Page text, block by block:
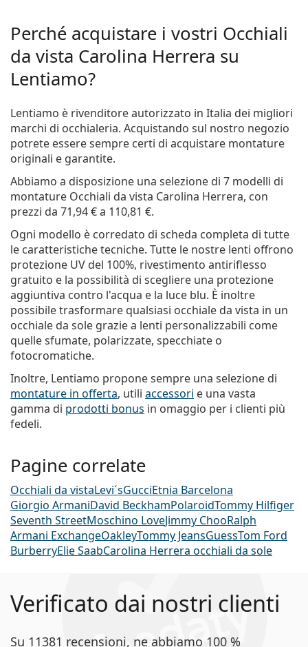
Perché acquistare i vostri Occhiali
da vista Carolina Herrera su
Lentiamo?
Lentiamo è rivenditore autorizzato in Italia dei migliori
marchi di occhialeria. Acquistando sul nostro negozio
potrete essere sempre certi di acquistare montature
originali e garantite.
Abbiamo a disposizione una selezione di 7 modelli di
montature Occhiali da vista Carolina Herrera, con
prezzi da 71,94 €a 110,81 €.
Ogni modello è corredato di scheda completa di tutte
le caratteristiche tecniche. Tutte le nostre lenti offrono
protezione UV del 100%, rivestimento antiriflesso
gratuito e la possibilità di scegliere una protezione
aggiuntiva contro l'acqua e la luce blu. È inoltre
possibile trasformare qualsiasi occhiale da vista in un
occhiale da sole grazie a lenti personalizzabili come
quelle sfumate, polarizzate, specchiate o
fotocromatiche.
Inoltre, Lentiamo propone sempre una selezione di
montature in offerta, utili accessori e una vasta
gamma di prodotti bonus in omaggio per i clienti più
fedeli.
Pagine correlate
Occhiali da vistaLevi´sGucciEtnia Barcelona
Giorgio ArmaniDavid BeckhamPolaroidTommy Hilfiger
Seventh StreetMoschino LoveJimmy ChooRalph
Armani ExchangeOakleyTommy JeansGuessTom Ford
BurberryElie SaabCarolina Herrera occhiali da sole
Verificato dai nostri clienti
Su 11381 recensioni, ne abbiamo 100 %